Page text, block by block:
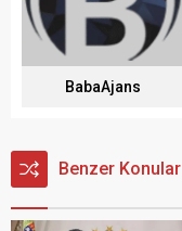
BabaAjans
Benzer Konular